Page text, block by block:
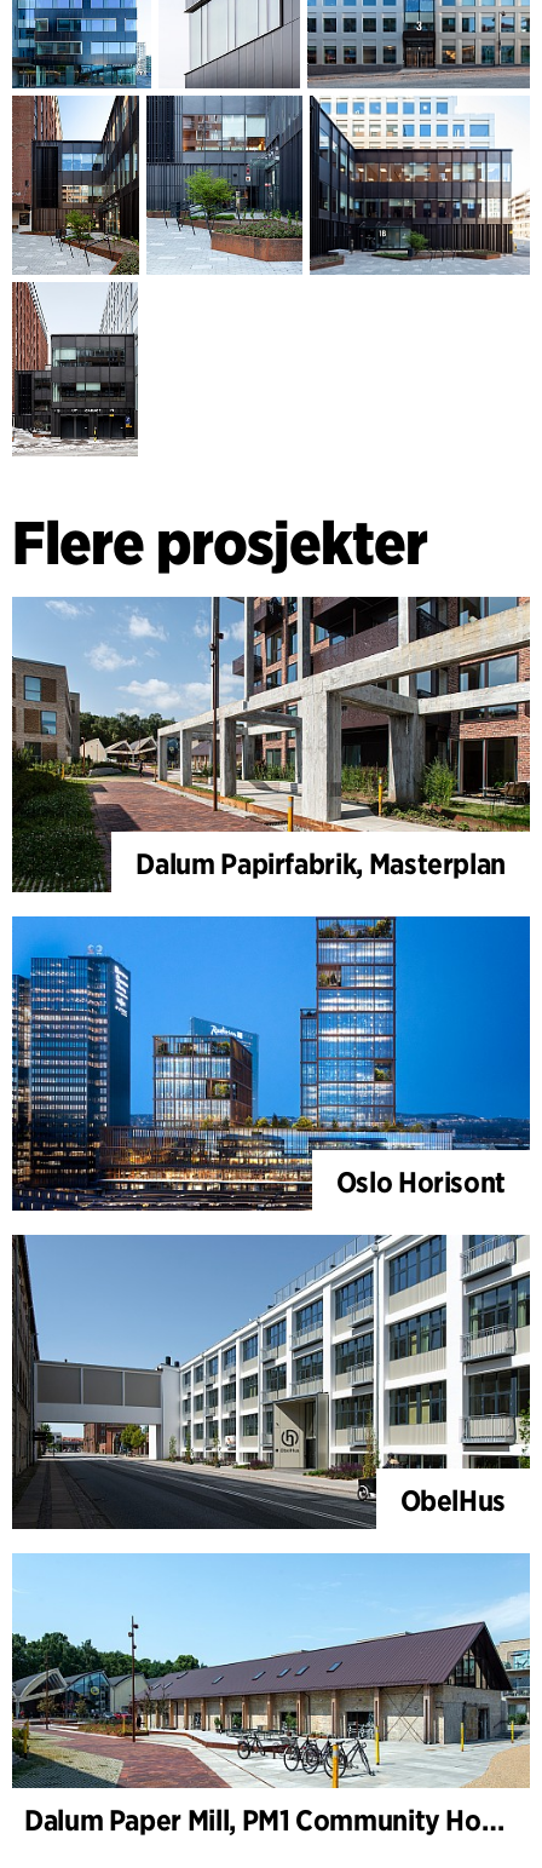
Flere prosjekter
Dalum Papirfabrik, Masterplan
Oslo Horisont
ObelHus
Dalum Paper Mill, PM1 Community House